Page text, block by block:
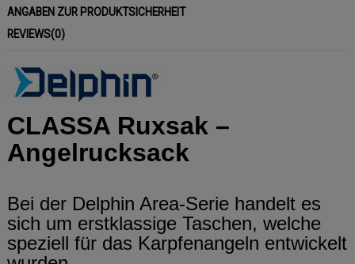
ANGABEN ZUR PRODUKTSICHERHEIT
REVIEWS(0)
CLASSA Ruxsak –
Angelrucksack
Bei der Delphin Area-Serie handelt es
sich um erstklassige Taschen, welche
speziell für das Karpfenangeln entwickelt